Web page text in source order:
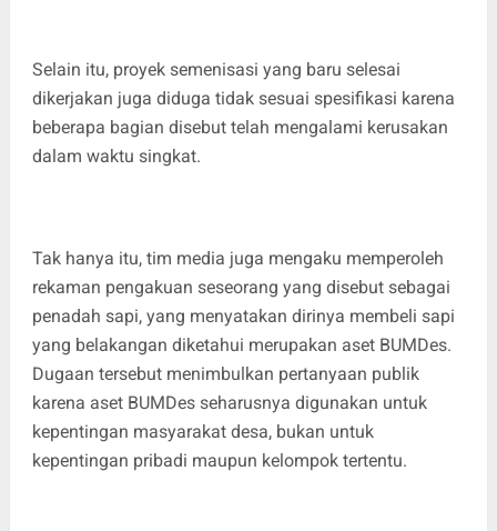
Selain itu, proyek semenisasi yang baru selesai
dikerjakan juga diduga tidak sesuai spesifikasi karena
beberapa bagian disebut telah mengalami kerusakan
dalam waktu singkat.
Tak hanya itu, tim media juga mengaku memperoleh
rekaman pengakuan seseorang yang disebut sebagai
penadah sapi, yang menyatakan dirinya membeli sapi
yang belakangan diketahui merupakan aset BUMDes.
Dugaan tersebut menimbulkan pertanyaan publik
karena aset BUMDes seharusnya digunakan untuk
kepentingan masyarakat desa, bukan untuk
kepentingan pribadi maupun kelompok tertentu.